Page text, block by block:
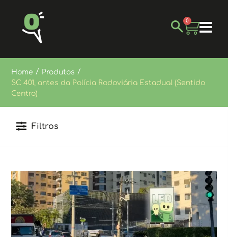
0
Home / Produtos /
SC 401, antes da Polícia Rodoviária Estadual (Sentido
Centro)
Filtros